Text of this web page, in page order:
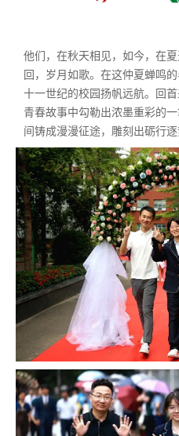
他们，在秋天相见，如今，在
回，岁月如歌。在这仲夏蝉鸣
十一世纪的校园扬帆远航。回
青春故事中勾勒出浓墨重彩的
间铸成漫漫征途，雕刻出砺行逐